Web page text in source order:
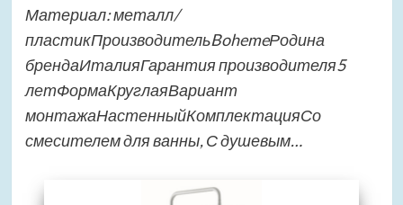
Материал: металл/
пластикПроизводительBohemeРодина
брендаИталияГарантия производителя5
летФормаКруглаяВариант
монтажаНастенныйКомплектацияСо
смесителем для ванны, С душевым…